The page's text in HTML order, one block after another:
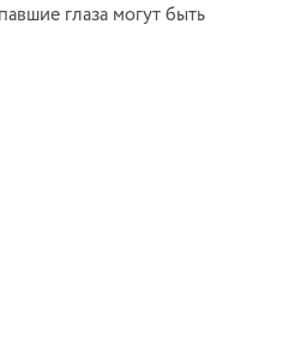
глаза могут быть